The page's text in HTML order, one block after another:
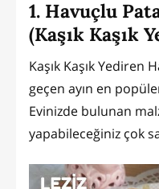
1. Havuçlu
(Kaşık Kaşık
Kaşık Kaşık Yediren
geçen ayın en
Evinizde bulunan
yapabileceğiniz çok